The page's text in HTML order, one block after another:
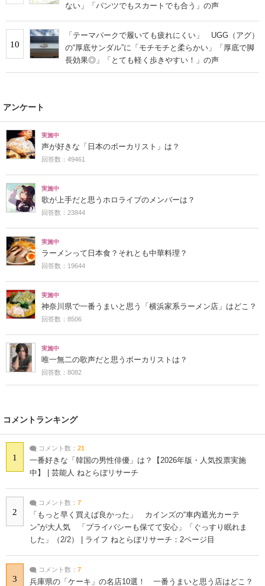
ない」「パンツでもスカートでも合う」の声
10
「テーマパークで履いても疲れにくい」 UGG（アグ）
の“厚底サンダル”に「モチモチと柔らかい」「厚底で脚
長効果◎」「とても軽く歩きやすい！」の声
アンケート
実施中
声が好きな「日本のボーカリスト」は？
回答数：49461
実施中
歌が上手だと思うホロライブのメンバーは？
回答数：23844
実施中
ラーメンって日本食？それとも中華料理？
回答数：19644
実施中
神奈川県で一番うまいと思う「横浜家系ラーメン店」はどこ？
回答数：8506
実施中
唯一無二の歌声だと思うボーカリストは？
回答数：8082
コメントランキング
1
コメント数： 21
一番好きな「韓国の男性俳優」は？【2026年版・人気投票実施
中】 | 芸能人 ねとらぼリサーチ
2
コメント数： 7
「もっと早く買えば良かった」 カインズの“車内遮光カーテ
ン”が大人気 「プライバシーも保てて安心」「ぐっすり眠れま
した」（2/2） | ライフ ねとらぼリサーチ：2ページ目
3
コメント数： 7
兵庫県の「ケーキ」の名店10選！ 一番うまいと思う店はどこ？